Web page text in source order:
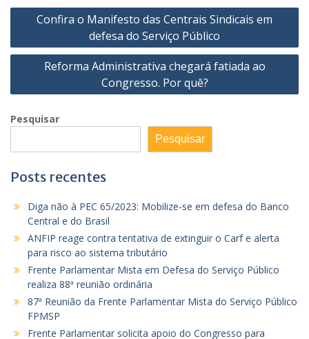
Navegação
Post
Confira o Manifesto das Centrais Sindicais em
defesa do Serviço Público
Reforma Administrativa chegará fatiada ao
Congresso. Por quê?
Pesquisar
Pesquisar
Posts recentes
Diga não à PEC 65/2023: Mobilize-se em defesa do Banco
Central e do Brasil
ANFIP reage contra tentativa de extinguir o Carf e alerta
para risco ao sistema tributário
Frente Parlamentar Mista em Defesa do Serviço Público
realiza 88ª reunião ordinária
87ª Reunião da Frente Parlamentar Mista do Serviço Público
FPMSP
Frente Parlamentar solicita apoio do Congresso para